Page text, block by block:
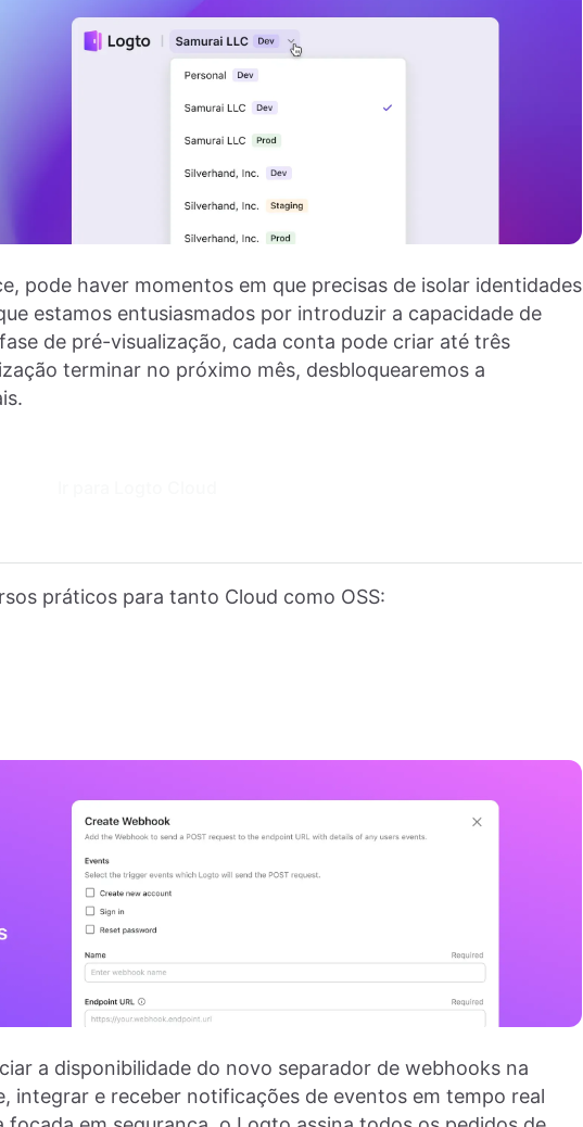
pode haver momentos em que precisas de isolar identidades
estamos entusiasmados por introduzir a capacidade de
de pré-visualização, cada conta pode criar até três
terminar no próximo mês, desbloquearemos a
práticos para tanto Cloud como OSS:
a disponibilidade do novo separador de webhooks na
integrar e receber notificações de eventos em tempo real